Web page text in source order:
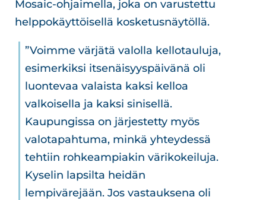
Mosaic-ohjaimella, joka on varustettu
helppokäyttöisellä kosketusnäytöllä.
”Voimme värjätä valolla kellotauluja,
esimerkiksi itsenäisyyspäivänä oli
luontevaa valaista kaksi kelloa
valkoisella ja kaksi sinisellä.
Kaupungissa on järjestetty myös
valotapahtuma, minkä yhteydessä
tehtiin rohkeampiakin värikokeiluja.
Kyselin lapsilta heidän
lempivärejään. Jos vastauksena oli